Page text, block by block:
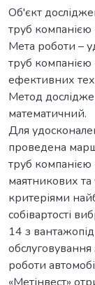
Об'єкт
труб компанією
Мета роботи –
труб
ефективних
Метод
математичний.
Для
проведена
труб компанією
маятникових
критеріями
собівартості
14 з
роботи